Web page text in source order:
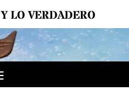
LO VERDADERO